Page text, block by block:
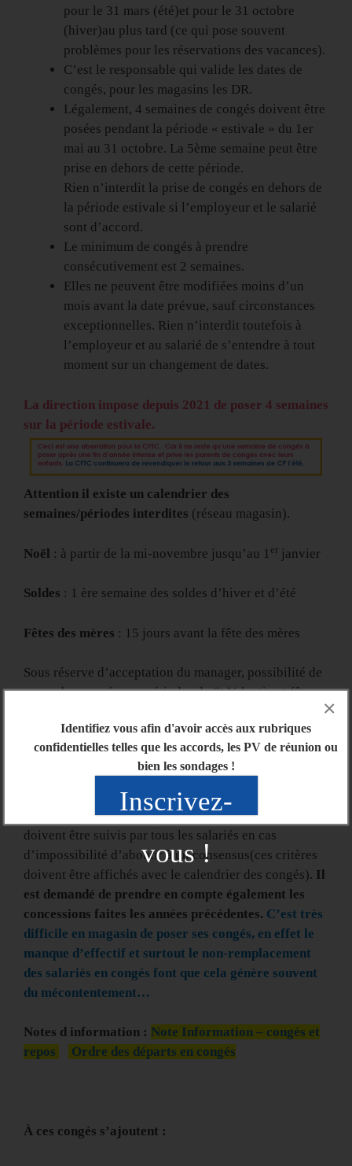
Identifiez vous afin d'avoir accès aux rubriques
confidentielles telles que les accords, les PV de réunion ou
bien les sondages !
Inscrivez-
vous !
×
pour le 31 mars (été)et pour le 31 octobre
(hiver)au plus tard (ce qui pose souvent
problèmes pour les réservations des vacances).
C’est le responsable qui valide les dates de
congés, pour les magasins les DR.
Légalement, 4 semaines de congés doivent être
posées pendant la période « estivale » du 1er
mai au 31 octobre. La 5ème semaine peut être
prise en dehors de cette période.
Rien n’interdit la prise de congés en dehors de
la période estivale si l’employeur et le salarié
sont d’accord.
Le minimum de congés à prendre
consécutivement est 2 semaines.
Elles ne peuvent être modifiées moins d’un
mois avant la date prévue, sauf circonstances
exceptionnelles. Rien n’interdit toutefois à
l’employeur et au salarié de s’entendre à tout
moment sur un changement de dates.
La direction impose depuis 2021 de poser 4 semaines
sur la période estivale.
Attention il existe un calendrier des
semaines/périodes interdites (réseau magasin).
Noël : à partir de la mi-novembre jusqu’au 1 er janvier
Soldes : 1 ère semaine des soldes d’hiver et d’été
Fêtes des mères : 15 jours avant la fête des mères
Sous réserve d’acceptation du manager, possibilité de
poser des congés aux périodes de St Valentin et fête
Les élus du CSE établissent des critères
PRIORITÉSpour la prise des congés payés, ils
doivent être suivis par tous les salariés en cas
d’impossibilité d’aboutir à un consensus(ces critères
doivent être affichés avec le calendrier des congés). Il
est demandé de prendre en compte également les
concessions faites les années précédentes. C’est très
difficile en magasin de poser ses congés, en effet le
manque d’effectif et surtout le non-remplacement
des salariés en congés font que cela génère souvent
du mécontentement…
Notes d information : Note Information – congés et
repos
Ordre des départs en congés
À ces congés s’ajoutent :